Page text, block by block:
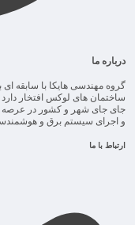
درباره ما
جای جای شهر و کشور در عرصه
و اجرای سیستم برق و
ارتباط با ما